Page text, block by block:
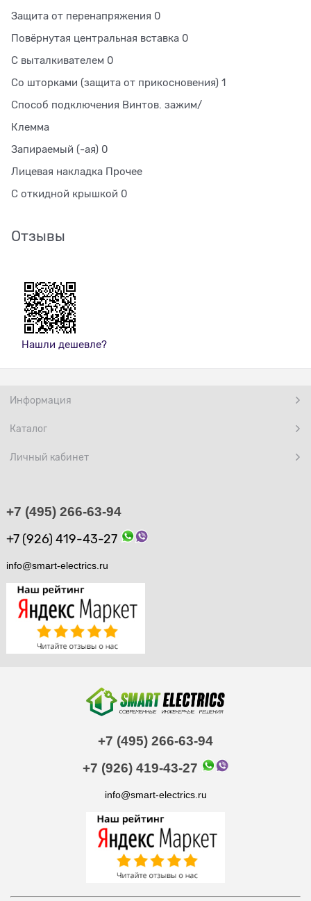
Защита от перенапряжения 0
Повёрнутая центральная вставка 0
С выталкивателем 0
Со шторками (защита от прикосновения) 1
Способ подключения Винтов. зажим/
Клемма
Запираемый (-ая) 0
Лицевая накладка Прочее
С откидной крышкой 0
Отзывы
Нашли дешевле?
Информация
Каталог
Личный кабинет
+7 (495) 266-63-94
+7 (926) 419-43-27
info@smart-electrics.ru
+7 (495) 266-63-94
+7 (926) 419-43-27
info@smart-electrics.ru